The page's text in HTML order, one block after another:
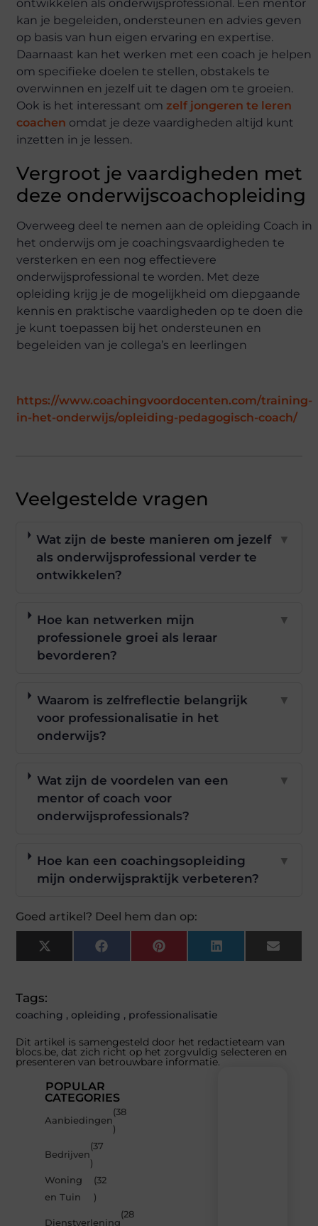
ontwikkelen als onderwijsprofessional. Een mentor
kan je begeleiden, ondersteunen en advies geven
op basis van hun eigen ervaring en expertise.
Daarnaast kan het werken met een coach je helpen
om specifieke doelen te stellen, obstakels te
overwinnen en jezelf uit te dagen om te groeien.
Ook is het interessant omzelf jongeren te leren
coachen omdat je deze vaardigheden altijd kunt
inzetten in je lessen.
Vergroot je vaardigheden met
deze onderwijscoachopleiding
Overweeg deel te nemen aan de opleiding Coach in
het onderwijs om je coachingsvaardigheden te
versterken en een nog effectievere
onderwijsprofessional te worden. Met deze
opleiding krijg je de mogelijkheid om diepgaande
kennis en praktische vaardigheden op te doen die
je kunt toepassen bij het ondersteunen en
begeleiden van je collega’s en leerlingen
https://www.coachingvoordocenten.com/training-
in-het-onderwijs/opleiding-pedagogisch-coach/
Veelgestelde vragen
Wat zijn de beste manieren om jezelf
als onderwijsprofessional verder te
ontwikkelen?
▼
Hoe kan netwerken mijn
professionele groei als leraar
bevorderen?
▼
Waarom is zelfreflectie belangrijk
voor professionalisatie in het
onderwijs?
▼
Wat zijn de voordelen van een
mentor of coach voor
onderwijsprofessionals?
▼
Hoe kan een coachingsopleiding
mijn onderwijspraktijk verbeteren?
▼
Goed artikel? Deel hem dan op:
X
(Twitter)
FacebookPinterestLinkedInEmail
Tags:
coaching ,opleiding , professionalisatie
Dit artikel is samengesteld door het redactieteam van
blocs.be, dat zich richt op het zorgvuldig selecteren en
presenteren van betrouwbare informatie.
POPULAR
CATEGORIES
Aanbiedingen
(38
)
Bedrijven
(37
)
Woning
en Tuin
(32
)
Dienstverlening
(28